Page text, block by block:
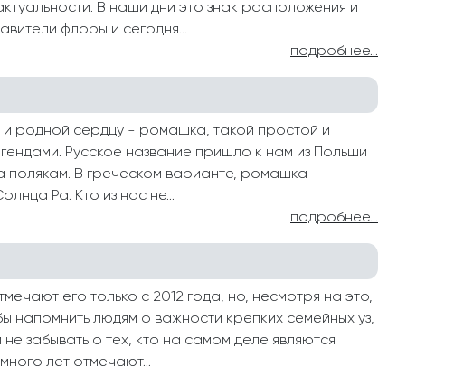
В наши дни это знак расположения и
флоры и сегодня...
подробнее...
родной сердцу - ромашка, такой простой и
Русское название пришло к нам из Польши
полякам. В греческом варианте, ромашка
Ра. Кто из нас не...
подробнее...
его только с 2012 года, но, несмотря на это,
напомнить людям о важности крепких семейных уз,
забывать о тех, кто на самом деле являются
лет отмечают...